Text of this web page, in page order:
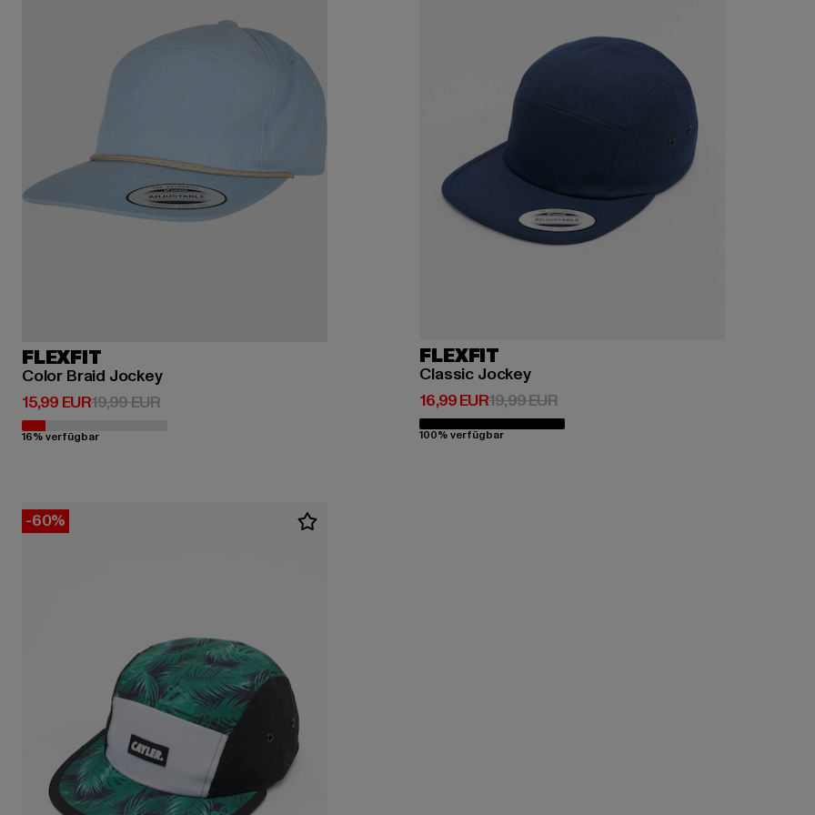
FLEXFIT
Color Braid Jockey
15,99 EUR
Derzeitiger Preis: 15,99 EUR
19,99 EURAktionspreis: 19,99 EUR
16% verfügbar
FLEXFIT
Classic Jockey
16,99 EUR
Derzeitiger Preis: 16,99 EUR
19,99 EURAktionspreis: 19,99 EUR
100% verfügbar
-60%